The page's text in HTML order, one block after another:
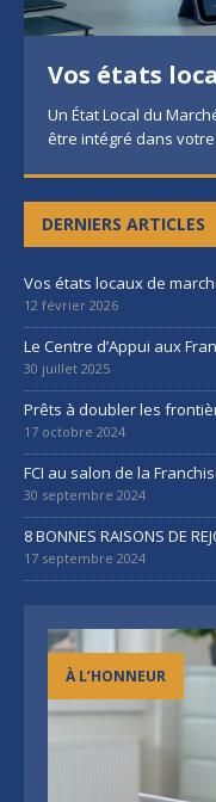
Vos états
Un État Local du
être intégré dans
DERNIERS ARTICLES
Vos états locaux de
12 février 2026
Le Centre d’Appui aux
30 juillet 2025
Prêts à doubler les
17 octobre 2024
FCI au salon de la
30 septembre 2024
8 BONNES RAISONS DE
17 septembre 2024
À L’HONNEUR